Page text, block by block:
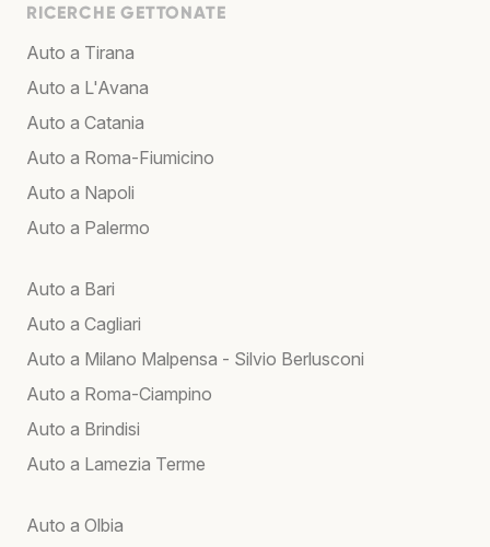
RICERCHE GETTONATE
Auto a Tirana
Auto a L'Avana
Auto a Catania
Auto a Roma-Fiumicino
Auto a Napoli
Auto a Palermo
Auto a Bari
Auto a Cagliari
Auto a Milano Malpensa - Silvio Berlusconi
Auto a Roma-Ciampino
Auto a Brindisi
Auto a Lamezia Terme
Auto a Olbia